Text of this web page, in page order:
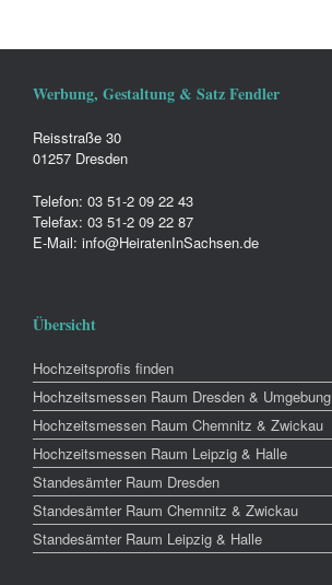
Werbung, Gestaltung & Satz Fendler
Reisstraße 30
01257 Dresden
Telefon: 03 51-2 09 22 43
Telefax: 03 51-2 09 22 87
E-Mail: info@HeiratenInSachsen.de
Übersicht
Hochzeitsprofis finden
Hochzeitsmessen Raum Dresden & Umgebung
Hochzeitsmessen Raum Chemnitz & Zwickau
Hochzeitsmessen Raum Leipzig & Halle
Standesämter Raum Dresden
Standesämter Raum Chemnitz & Zwickau
Standesämter Raum Leipzig & Halle